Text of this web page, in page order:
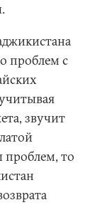
проблем с
звучит
проблем, то